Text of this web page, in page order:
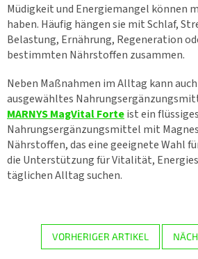
Müdigkeit und Energiemangel können
haben. Häufig hängen sie mit Schlaf,
Belastung, Ernährung, Regeneration
bestimmten Nährstoffen zusammen.
Neben Maßnahmen im Alltag kann
ausgewähltes
MARNYS MagVital Forteist ein flüssiges
Nahrungsergänzungsmittel mit
Nährstoffen, das eine geeignete Wahl
die Unterstützung für Vitalität,
täglichen Alltag suchen.
VORHERIGER ARTIKEL